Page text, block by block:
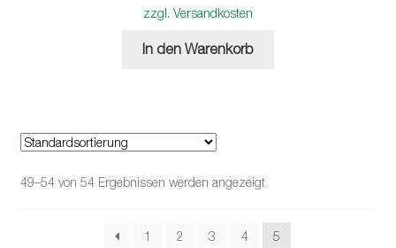
18,50 €9,25 €.
zzgl. Versandkosten
In den Warenkorb
49–54 von 54 Ergebnissen werden angezeigt
1 2 3 4 5